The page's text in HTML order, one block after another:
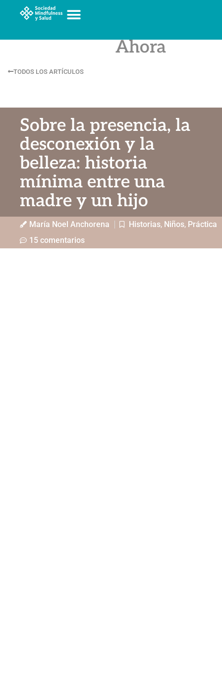
Ahora
TODOS LOS ARTÍCULOS
Sobre la presencia, la
desconexión y la
belleza: historia
mínima entre una
madre y un hijo
María Noel Anchorena Historias, Niños, Práctica
15 comentarios